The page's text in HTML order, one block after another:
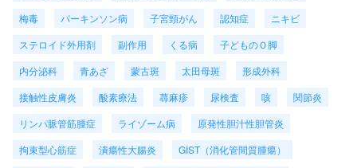
梅毒
パーキンソン病 子宮頸がん 認知症
ニキビ
ステロイド外用剤
副作用 くる病
子どものＯ脚
内分泌科
青あざ 蒙古斑 太田母斑
形成外科
接触性皮膚炎
酸素療法 蕁麻疹 尿検査 咳
関節炎
リンパ脈管筋腫症
ライゾーム病
原発性胆汁性胆管炎
拘束型心筋症
潰瘍性大腸炎
GIST（消化管間質腫瘍）